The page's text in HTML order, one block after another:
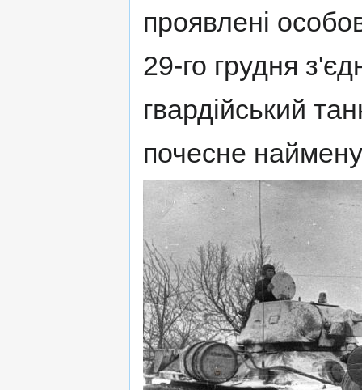
проявлені
29-го грудня
гвардійський
почесне